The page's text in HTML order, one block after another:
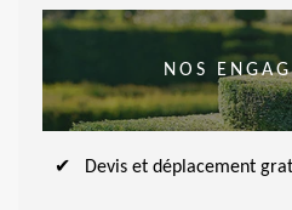
NOS
Devis et déplacement